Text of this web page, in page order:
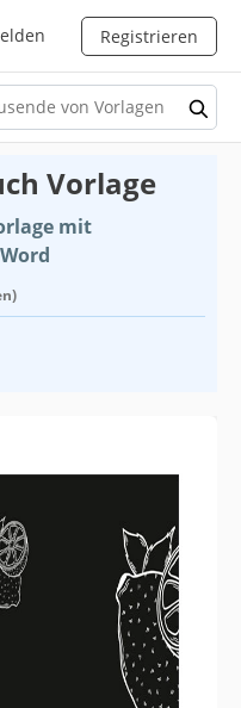
Registrieren
Vorlage
mit